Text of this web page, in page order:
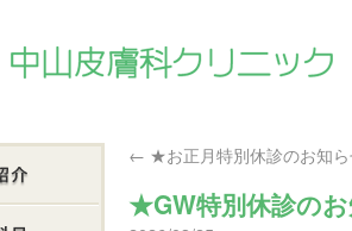
← ★お正月特別休診のお知
★GW特別休診の